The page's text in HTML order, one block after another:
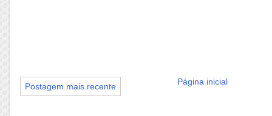
Postagem mais recente Página inicial